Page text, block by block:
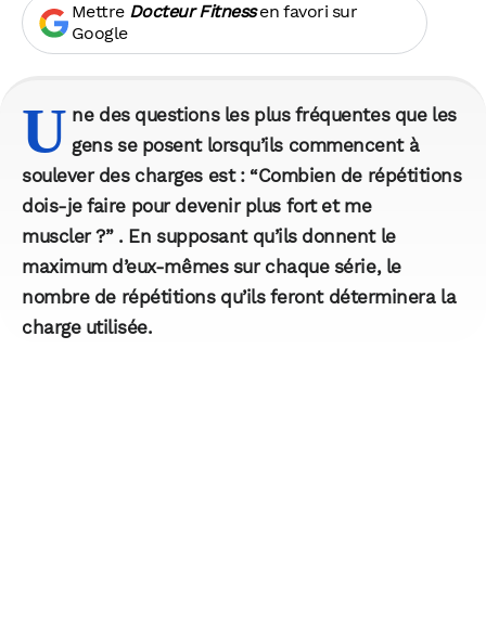
Mettre Docteur Fitnessen favori sur
Google
U ne des questions les plus fréquentes que les
gens se posent lorsqu’ils commencent à
soulever des charges est : “Combien de répétitions
dois-je faire pour devenir plus fort et me
muscler ?” . En supposant qu’ils donnent le
maximum d’eux-mêmes sur chaque série, le
nombre de répétitions qu’ils feront déterminera la
charge utilisée.